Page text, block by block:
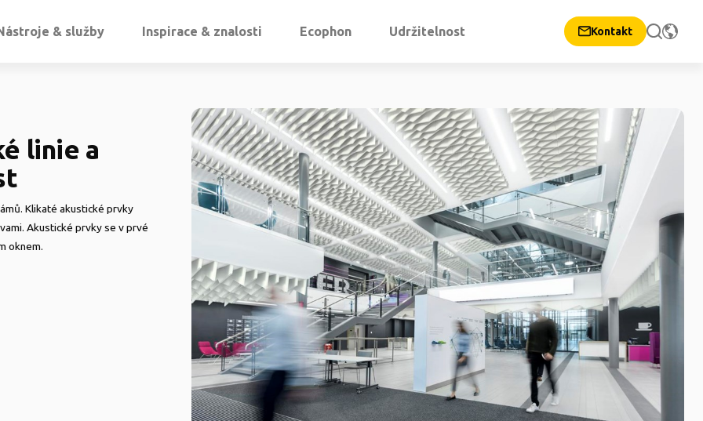
& služby Inspirace & znalosti Ecophon Udržitelnost Kontakt
linie a
Klikaté akustické prvky
Akustické prvky se v prvé
oknem.